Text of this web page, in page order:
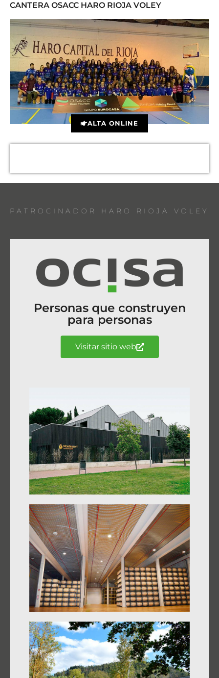
CANTERA OSACC HARO RIOJA VOLEY
ALTA ONLINE
PATROCINADOR HARO RIOJA VOLEY
Personas que construyen
para personas
Visitar sitio web